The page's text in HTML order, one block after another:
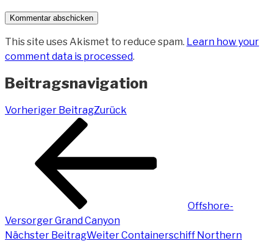
This site uses Akismet to reduce spam. Learn how your
comment data is processed.
Beitragsnavigation
Vorheriger BeitragZurück
Offshore-
Versorger Grand Canyon
Nächster BeitragWeiterContainerschiff Northern